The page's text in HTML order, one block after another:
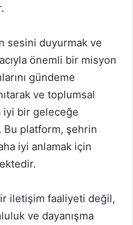
sesini duyurmak ve
önemli bir misyon
gündeme
ve toplumsal
iyi bir geleceğe
Bu platform, şehrin
iyi anlamak için
iletişim faaliyeti değil,
ve dayanışma